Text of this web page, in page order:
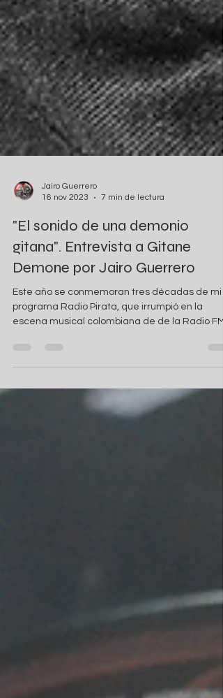
16 nov 2023
7 min de lectura
"El sonido de una demonio
gitana". Entrevista a Gitane
Demone por Jairo Guerrero
Este año se conmemoran tres décadas de mi